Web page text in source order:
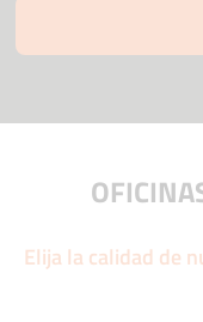
Entregar el coche
Fecha y hora de
Elija la calidad de